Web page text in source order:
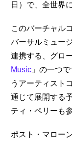
日）で、全世界
このバーチャル
バーサルミュー
連携する、グロ
Music 」の一つ
うアーティスト
通じて展開する
ティ・ペリーも
ポスト・マロー